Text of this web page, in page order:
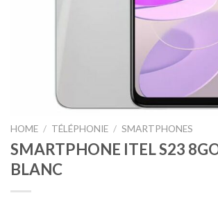
HOME / TÉLÉPHONIE / SMARTPHONES
SMARTPHONE ITEL S23
BLANC